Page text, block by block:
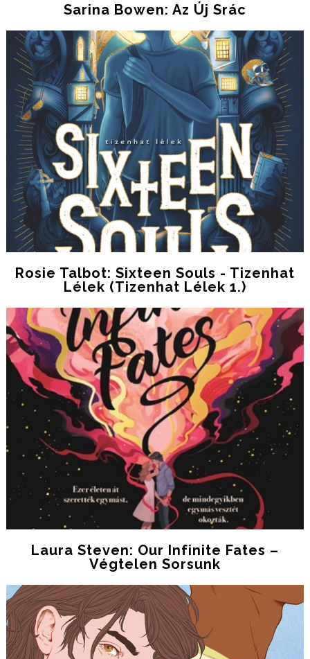
Sarina Bowen: Az Új Srác
Rosie Talbot: Sixteen Souls - Tizenhat
Lélek (Tizenhat Lélek 1.)
Laura Steven: Our ​Infinite Fates –
Végtelen Sorsunk